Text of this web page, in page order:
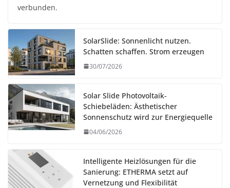
verbunden.
SolarSlide: Sonnenlicht nutzen.
Schatten schaffen. Strom erzeugen
30/07/2026
Solar Slide Photovoltaik-
Schiebeläden: Ästhetischer
Sonnenschutz wird zur Energiequelle
04/06/2026
Intelligente Heizlösungen für die
Sanierung: ETHERMA setzt auf
Vernetzung und Flexibilität